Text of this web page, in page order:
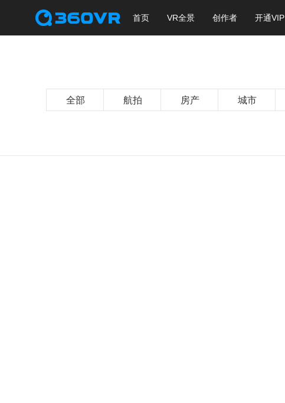
首页 VR全景 创作者 开通VIP
全部 航拍 房产 城市